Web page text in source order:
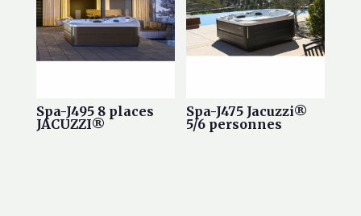
Spa-J495 8 places
JACUZZI®
Spa-J475 Jacuzzi®
5/6 personnes